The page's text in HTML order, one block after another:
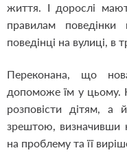
життя. І дорослі
правилам
поведінці на вулиці, в
Переконана, що
допоможе їм у цьому.
розповісти дітям, а
зрештою, визначивши
на проблему та її